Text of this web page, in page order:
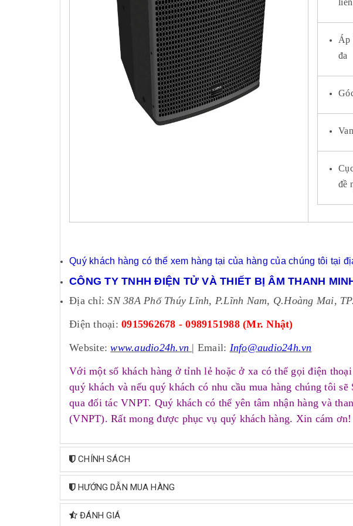
Áp
đa
đề
Quý khách hàng có thể xem hàng tại của hàng của chúng tôi tại
CÔNG TY TNHH ĐIỆN TỬ VÀ THIẾT BỊ ÂM THANH
Địa chỉ:SN 38A Phố Thúy Lĩnh, P.Lĩnh Nam, Q.Hoàng Mai,
Điện thoại: 0915962678 - 0989151988 (Mr. Nhật)
Website:www.audio24h.vn | Email: Info@audio24h.vn
Với một số khách hàng ở tỉnh lẻ hoặc ở xa có thể gọi điện
quý khách và nếu quý khách có nhu cầu mua hàng chúng tôi
qua đối tác VNPT. Quý khách có thể yên tâm nhận hàng và
(VNPT). Rất mong được phục vụ quý khách hàng. Xin cám ơn!
CHÍNH SÁCH
HƯỚNG DẪN MUA HÀNG
ĐÁNH GIÁ